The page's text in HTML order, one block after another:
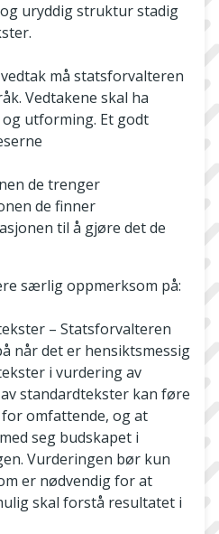
uryddig struktur stadig
må statsforvalteren
Vedtakene skal ha
utforming. Et godt
de trenger
de finner
til å gjøre det de
særlig oppmerksom på:
– Statsforvalteren
når det er hensiktsmessig
i vurdering av
standardtekster kan føre
omfattende, og at
seg budskapet i
Vurderingen bør kun
er nødvendig for at
skal forstå resultatet i